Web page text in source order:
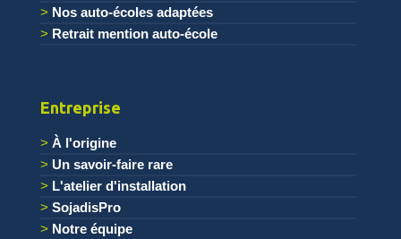
Nos auto-écoles adaptées
Retrait mention auto-école
Entreprise
À l'origine
Un savoir-faire rare
L'atelier d'installation
SojadisPro
Notre équipe